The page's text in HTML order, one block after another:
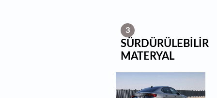
3
SÜRDÜRÜLEBİLİR
MATERYAL